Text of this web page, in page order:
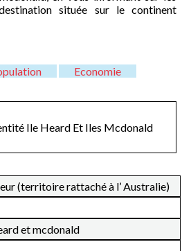
située sur le continent
Economie
Ile Heard Et Iles Mcdonald
(territoire rattaché à l’ Australie)
et mcdonald